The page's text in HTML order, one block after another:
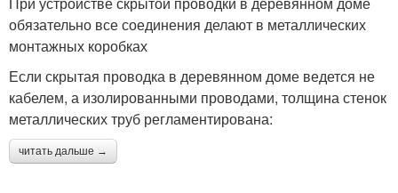
обязательно все соединения делают в металлических
монтажных коробках
Если скрытая проводка в деревянном доме ведется не
кабелем, а изолированными проводами, толщина стенок
металлических труб регламентирована:
читать дальше →